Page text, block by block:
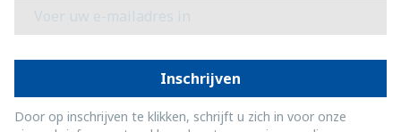
Inschrijven
Door op inschrijven te klikken, schrijft u zich in voor onze